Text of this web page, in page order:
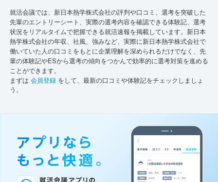
就活会議では、新日本熱学株式会社の評判や口コミ、選考を突破した
先輩のエントリーシート、実際の選考内容を確認できる体験記、選考
状況をリアルタイムで把握できる就活速報を掲載しています。新日本
熱学株式会社の年収、社風、強みなど、実際に新日本熱学株式会社で
働いていた人の口コミをもとに企業理解を深められるだけでなく、先
輩の体験記やESから選考の傾向をつかんで効率的に選考対策を進める
ことができます。
まずは 会員登録 をして、最新の口コミや体験記をチェックしましょ
う。